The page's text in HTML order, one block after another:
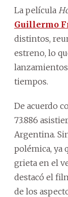
La película
Guillermo
distintos,
estreno, lo
tiempos.
De acuerdo
73.886
Argentina.
polémica, ya
grieta en el
destacó el
de los